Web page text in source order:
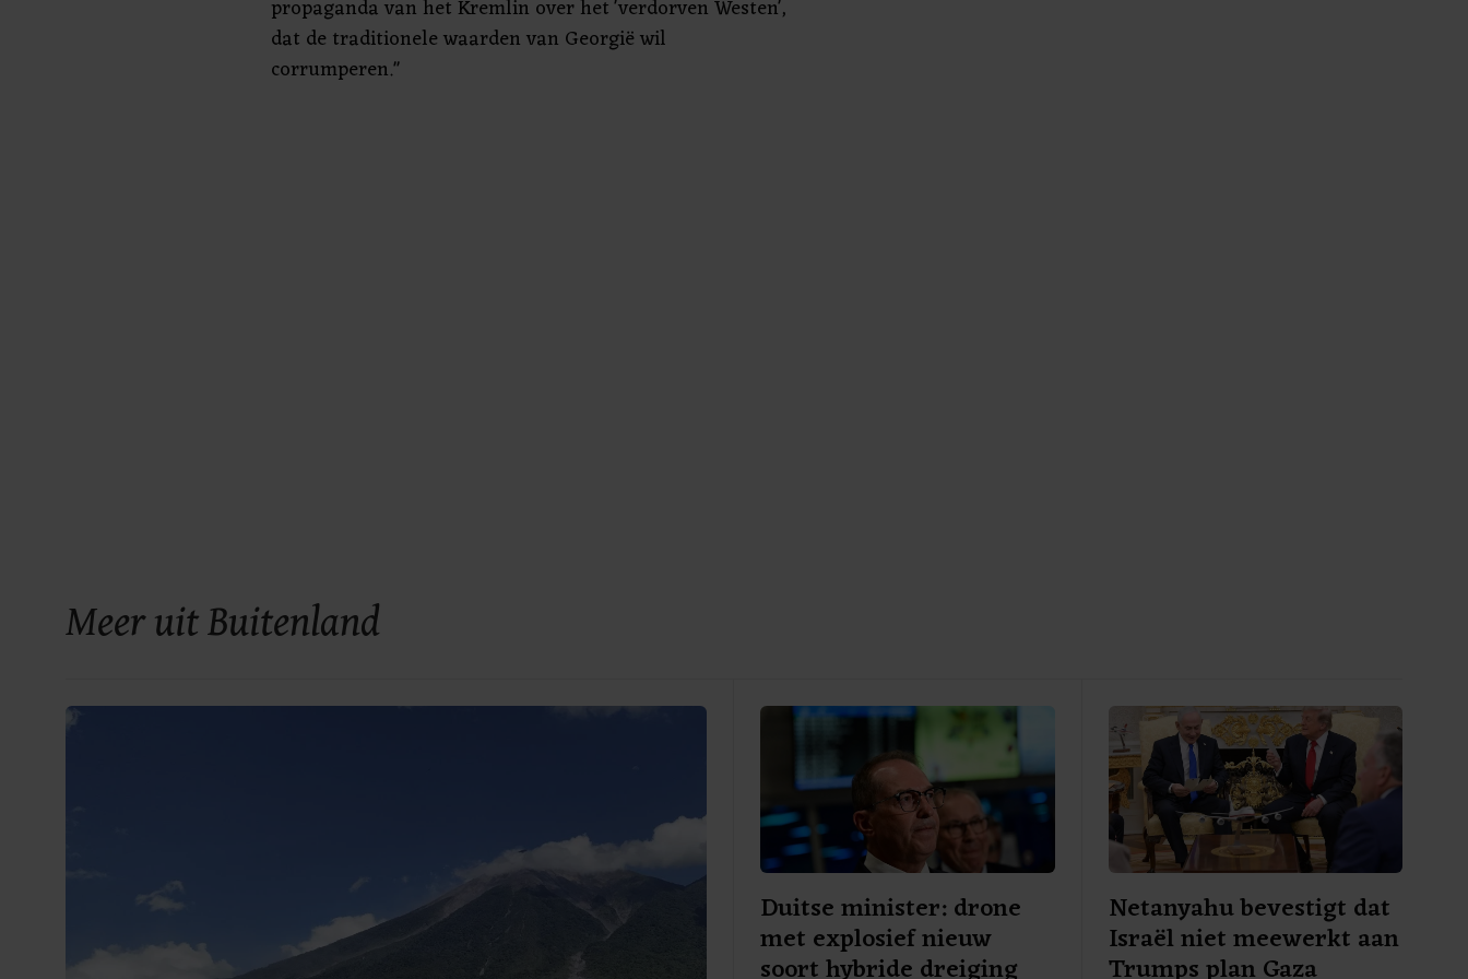
propaganda van het Kremlin over het 'verdorven Westen',
dat de traditionele waarden van Georgië wil
corrumperen."
Meer uit Buitenland
Duitse minister: drone
met explosief nieuw
Netanyahu bevestigt dat
Israël niet meewerkt aan